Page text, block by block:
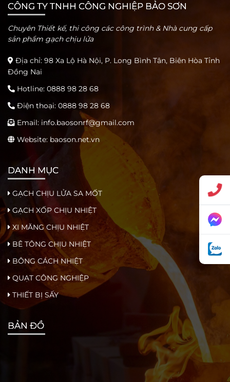
CÔNG TY TNHH CÔNG NGHIỆP BẢO SƠN
Chuyên Thiết kế, thi công các công trình & Nhà cung cấp
sản phẩm gạch chịu lửa
Địa chỉ: 98 Xa Lộ Hà Nội, P. Long Bình Tân, Biên Hòa Tỉnh
Đồng Nai
Hotline: 0888 98 28 68
Điện thoại: 0888 98 28 68
Email: info.baosonrf@gmail.com
Website: baoson.net.vn
DANH MỤC
GẠCH CHỊU LỬA SA MỐT
GẠCH XỐP CHỊU NHIỆT
XI MĂNG CHỊU NHIỆT
BÊ TÔNG CHỊU NHIỆT
BÔNG CÁCH NHIỆT
QUẠT CÔNG NGHIỆP
THIẾT BỊ SẤY
BẢN ĐỒ